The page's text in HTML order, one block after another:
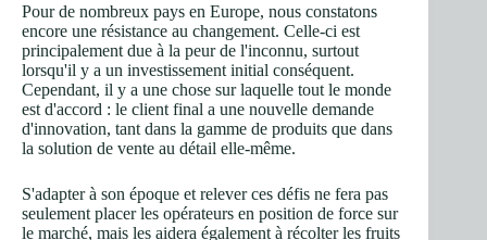
Pour de nombreux pays en Europe, nous constatons
encore une résistance au changement. Celle-ci est
principalement due à la peur de l'inconnu, surtout
lorsqu'il y a un investissement initial conséquent.
Cependant, il y a une chose sur laquelle tout le monde
est d'accord : le client final a une nouvelle demande
d'innovation, tant dans la gamme de produits que dans
la solution de vente au détail elle-même.
S'adapter à son époque et relever ces défis ne fera pas
seulement placer les opérateurs en position de force sur
le marché, mais les aidera également à récolter les fruits